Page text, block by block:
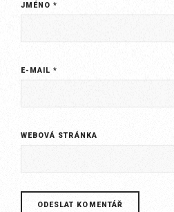
JMÉNO*
E-MAIL*
WEBOVÁ STRÁNKA